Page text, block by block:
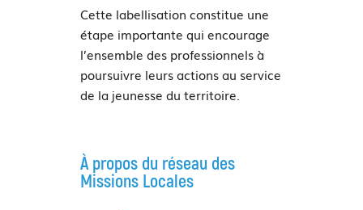
Cette labellisation constitue une
étape importante qui encourage
l’ensemble des professionnels à
poursuivre leurs actions au service
de la jeunesse du territoire.
À propos du réseau des
Missions Locales